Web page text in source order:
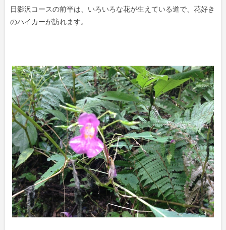
日影沢コースの前半は、いろいろな花が生えている道で、花好き
のハイカーが訪れます。